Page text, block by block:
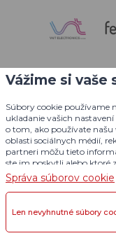
© 2004 - 2026 VNT
CZECHGROUP.cz
Vážime si vaše
Súbory cookie používame
ukladanie vašich
o tom, ako používate
oblasti sociálnych médií,
partneri môžu tieto
ste im poskytli alebo ktoré
Podrobné informácie
Správa súborov cookie
Len nevyhnutné súbory